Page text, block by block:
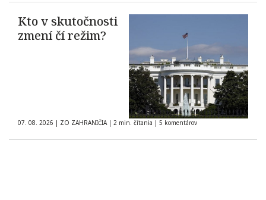
Kto v skutočnosti
zmení čí režim?
07. 08. 2026 | ZO ZAHRANIČIA | 2 min. čítania | 5 komentárov